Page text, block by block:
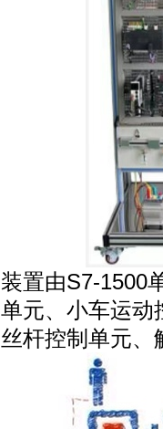
装置由S7-1500
单元、小车运动
丝杆控制单元、